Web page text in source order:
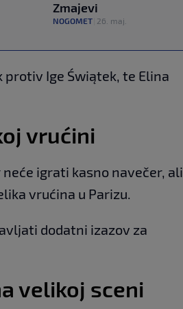
Zmajevi
NOGOMET 26. maj.
Ige Świątek, te Elina
vrućini
igrati kasno navečer, ali
vrućina u Parizu.
dodatni izazov za
velikoj sceni